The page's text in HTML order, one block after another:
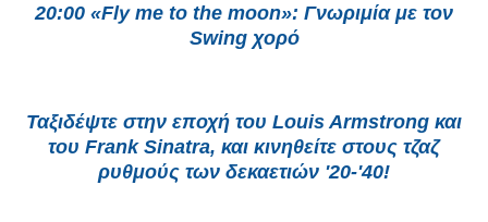
20:00 «Fly me to the moon»: Γνωριμία με τον
Swing χορό
Ταξιδέψτε στην εποχή του Louis Armstrong και
του Frank Sinatra, και κινηθείτε στους τζαζ
ρυθμούς των δεκαετιών '20-'40!